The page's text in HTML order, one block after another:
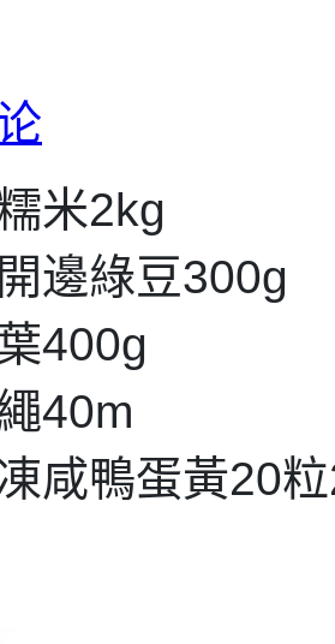
米2kg
邊綠豆300g
400g
40m
咸鴨蛋黃20